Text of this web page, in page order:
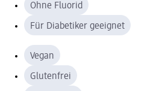
Ohne Fluorid
Für Diabetiker geeignet
Vegan
Glutenfrei